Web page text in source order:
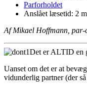
Parforholdet
Anslået læsetid: 2
Af Mikael Hoffmann, par-
Det er ALTID en
Uanset om det er at
vidunderlig partner (der